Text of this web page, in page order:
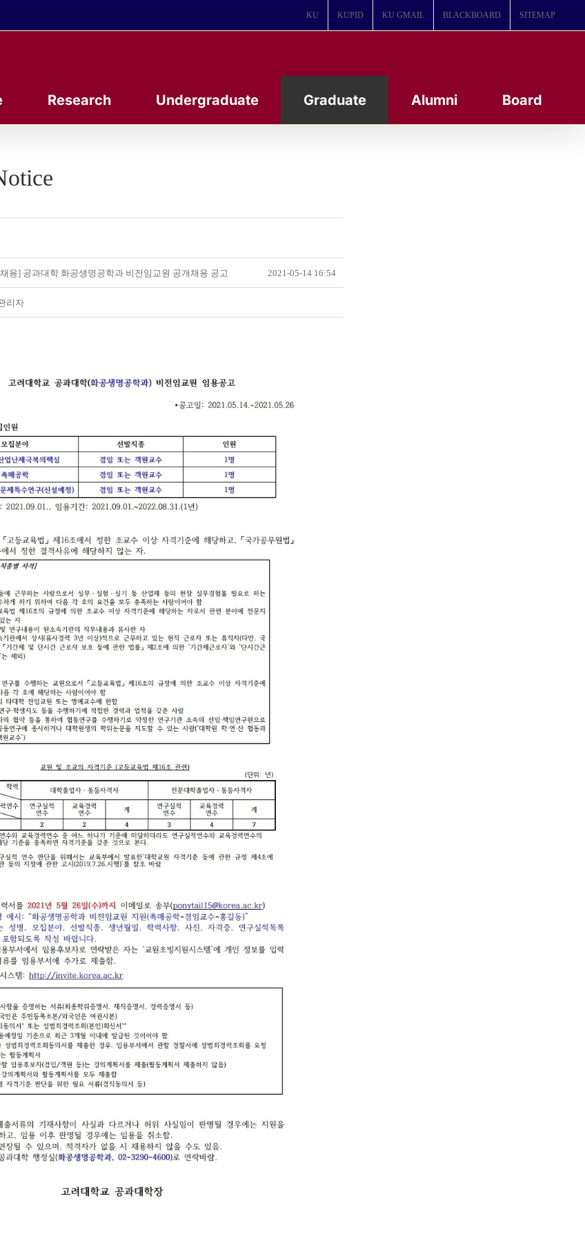
KU KUPID KU GMAIL BLACKBOARD SITEMAP
Research Undergraduate Graduate Alumni Board
용] 공과대학 화공생명공학과 비전임교원 공개채용 공고 2021-05-14 16:54
리자